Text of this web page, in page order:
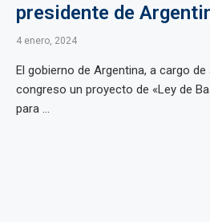
presidente de
4 enero, 2024
El gobierno de Argentina, a cargo de
congreso un proyecto de «Ley de
para ...